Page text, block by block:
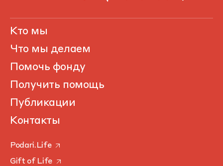
Кто мы
Что мы делаем
Помочь фонду
Получить помощь
Публикации
Контакты
Podari.Life
Gift of Life